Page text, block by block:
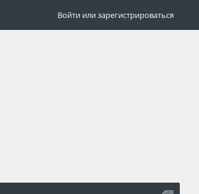
Войти или зарегистрироваться